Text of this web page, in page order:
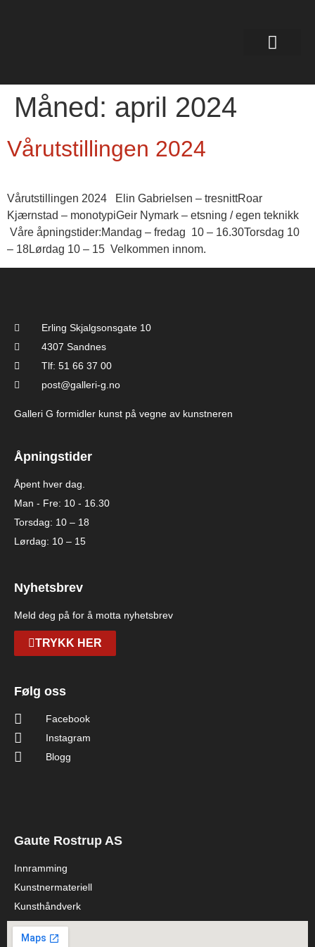
Måned: april 2024
Vårutstillingen 2024
Vårutstillingen 2024 Elin Gabrielsen – tresnittRoar
Kjærnstad – monotypiGeir Nymark – etsning / egen teknikk
Våre åpningstider:Mandag – fredag 10 – 16.30Torsdag 10
– 18Lørdag 10 – 15 Velkommen innom.
Erling Skjalgsonsgate 10
4307 Sandnes
Tlf: 51 66 37 00
post@galleri-g.no
Galleri G formidler kunst på vegne av kunstneren
Åpningstider
Åpent hver dag.
Man - Fre: 10 - 16.30
Torsdag: 10 – 18
Lørdag: 10 – 15
Nyhetsbrev
Meld deg på for å motta nyhetsbrev
TRYKK HER
Følg oss
Facebook
Instagram
Blogg
Gaute Rostrup AS
Innramming
Kunstnermateriell
Kunsthåndverk